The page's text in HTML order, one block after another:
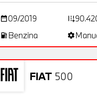
date_range09/2019 add_road
local_gas_station Benzina settings
FIAT 500
Usato